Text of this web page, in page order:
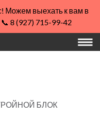
Можем выехать к вам в
8 (927) 715-99-42
ТРОЙНОЙ БЛОК